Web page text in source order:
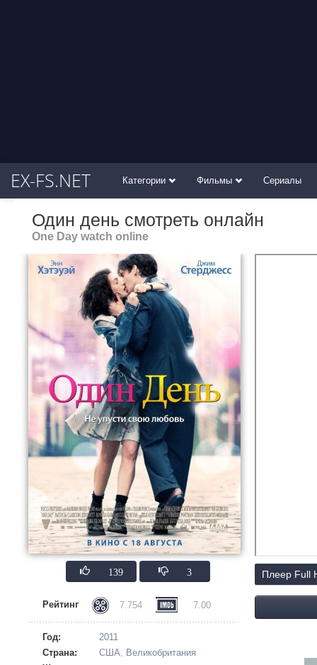
EX-FS.NET Категории Фильмы Сериалы
Один день смотреть онлайн
One Day watch online
139 3
Рейтинг 7.754 7.00
Год:
2011
Страна:
США, Великобритания
Плеер Full